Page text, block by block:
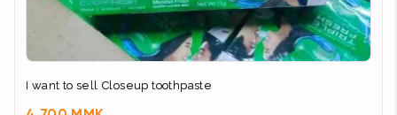
I want to sell Closeup toothpaste